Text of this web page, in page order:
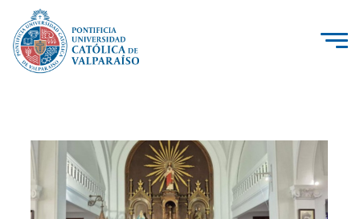
PUCV Internacional
Vinculación con el Medio